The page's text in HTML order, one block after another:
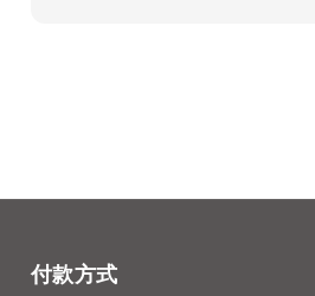
付款方式